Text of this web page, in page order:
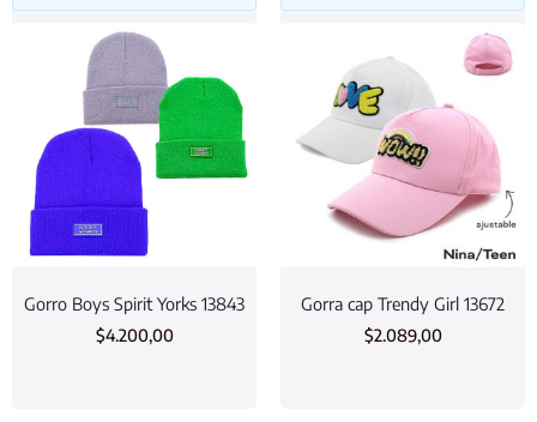
Gorro Boys Spirit Yorks 13843
$4.200,00
Gorra cap Trendy Girl 13672
$2.089,00